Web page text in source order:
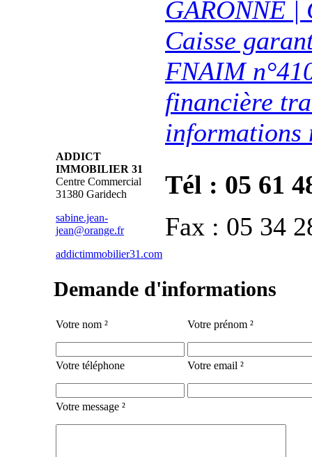
GARONNE
Caisse
FNAIM
financière
informations
ADDICT
IMMOBILIER 31
Centre Commercial
31380 Garidech
sabine.jean-
jean@orange.fr
addictimmobilier31.com
Tél : 05 61
Fax : 05 34
Demande d'informations
Votre nom ² Votre prénom ²
Votre téléphone Votre email ²
Votre message ²